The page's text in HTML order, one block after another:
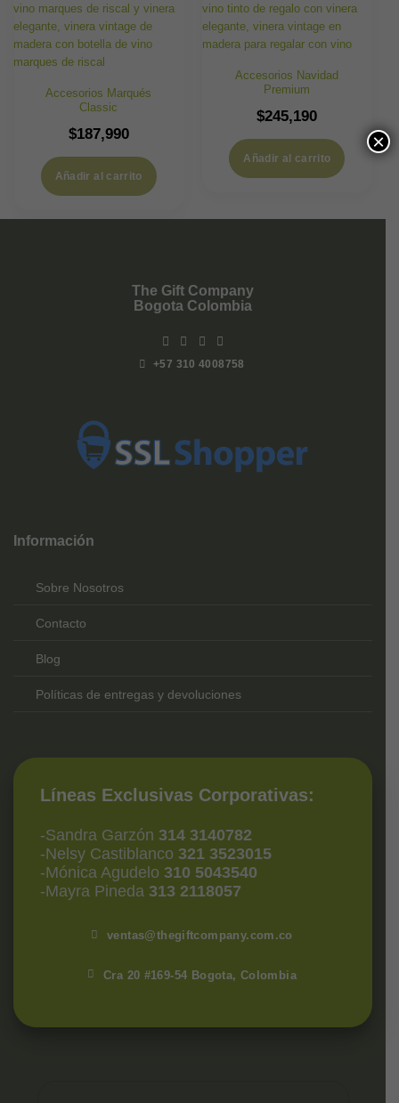
Accesorios Marqués
Classic
$187,990
Añadir al carrito
Accesorios Navidad
Premium
$245,190
Añadir al carrito
The Gift Company
Bogota Colombia
+57 310 4008758
2025-
Información
Sobre Nosotros
Contacto
Blog
Políticas de entregas y devoluciones
Líneas Exclusivas Corporativas:
-Sandra Garzón 314 3140782
-Nelsy Castiblanco 321 3523015
-Mónica Agudelo 310 5043540
-Mayra Pineda 313 2118057
ventas@thegiftcompany.com.co
Cra 20 #169-54 Bogota, Colombia
×